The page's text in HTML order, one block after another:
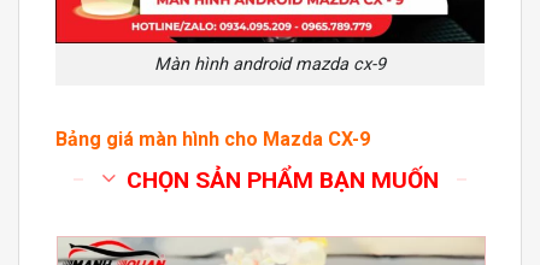
Màn hình android mazda cx-9
Bảng giá màn hình cho Mazda CX-9
CHỌN SẢN PHẨM BẠN MUỐN